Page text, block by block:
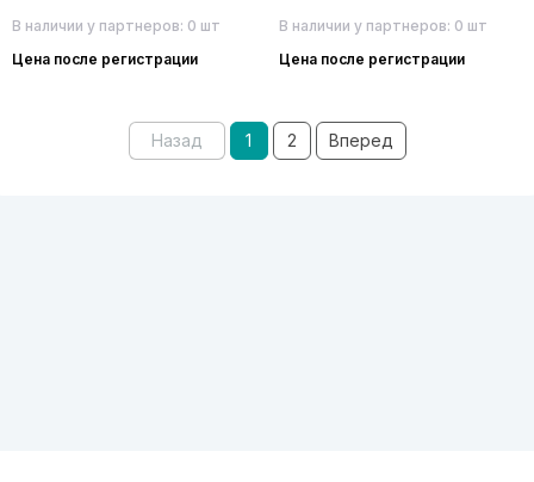
В наличии у партнеров: 0 шт
Цена после регистрации
В наличии у партнеров: 0 шт
Цена после регистрации
Назад 1 2 Вперед